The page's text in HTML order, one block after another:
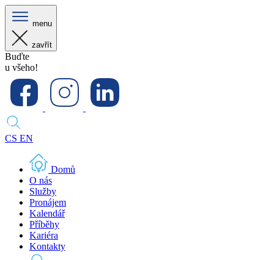
menu
zavřít
Buďte
u všeho!
CS EN
Domů
O nás
Služby
Pronájem
Kalendář
Příběhy
Kariéra
Kontakty